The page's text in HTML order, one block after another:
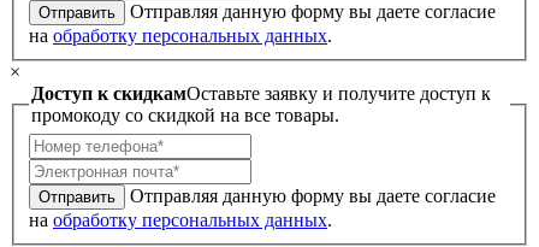
Отправить
Отправляя данную форму вы даете согласие
на обработку персональных данных.
×
Доступ к скидкамОставьте заявку и получите доступ к
промокоду со скидкой на все товары.
Отправить
Отправляя данную форму вы даете согласие
на обработку персональных данных.